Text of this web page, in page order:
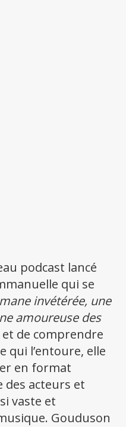
podcast lancé
qui se
invétérée, une
amoureuse des
de comprendre
qui l’entoure, elle
en format
des acteurs et
vaste et
Gouduson